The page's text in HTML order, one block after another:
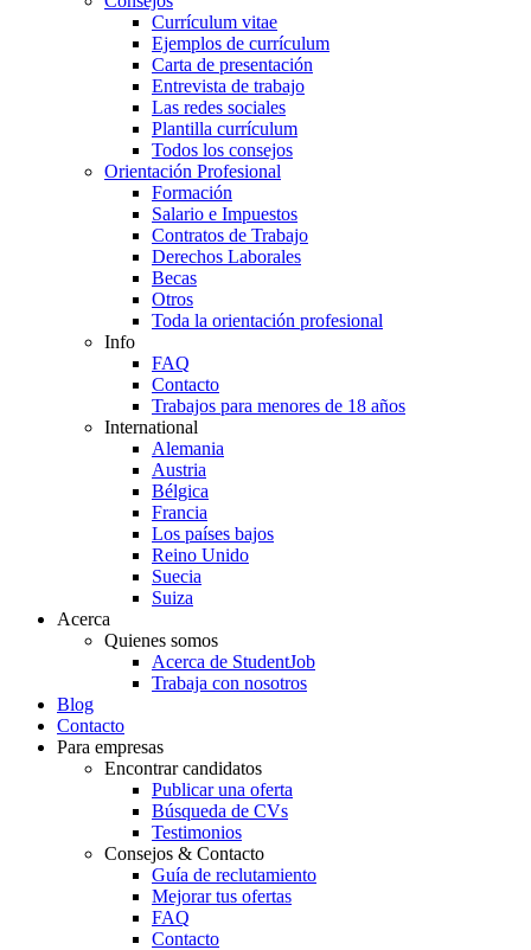
Currículum vitae
Ejemplos de currículum
Carta de presentación
Entrevista de trabajo
Las redes sociales
Plantilla currículum
Todos los consejos
Orientación Profesional
Formación
Salario e Impuestos
Contratos de Trabajo
Derechos Laborales
Becas
Otros
Toda la orientación profesional
Info
FAQ
Contacto
Trabajos para menores de 18 años
International
Alemania
Austria
Bélgica
Francia
Los países bajos
Reino Unido
Suecia
Suiza
Acerca
Quienes somos
Acerca de StudentJob
Trabaja con nosotros
Blog
Contacto
Para empresas
Encontrar candidatos
Publicar una oferta
Búsqueda de CVs
Testimonios
Consejos & Contacto
Guía de reclutamiento
Mejorar tus ofertas
FAQ
Contacto